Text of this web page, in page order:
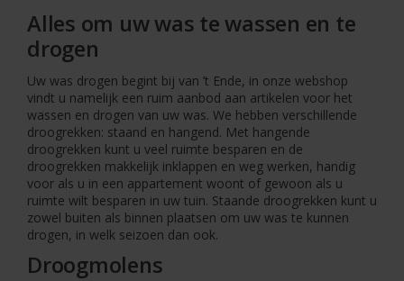
Alles om uw was te wassen en te
drogen
Uw was drogen begint bij van ’t Ende, in onze webshop
vindt u namelijk een ruim aanbod aan artikelen voor het
wassen en drogen van uw was. We hebben verschillende
droogrekken: staand en hangend. Met hangende
droogrekken kunt u veel ruimte besparen en de
droogrekken makkelijk inklappen en weg werken, handig
voor als u in een appartement woont of gewoon als u
ruimte wilt besparen in uw tuin. Staande droogrekken kunt u
zowel buiten als binnen plaatsen om uw was te kunnen
drogen, in welk seizoen dan ook.
Droogmolens